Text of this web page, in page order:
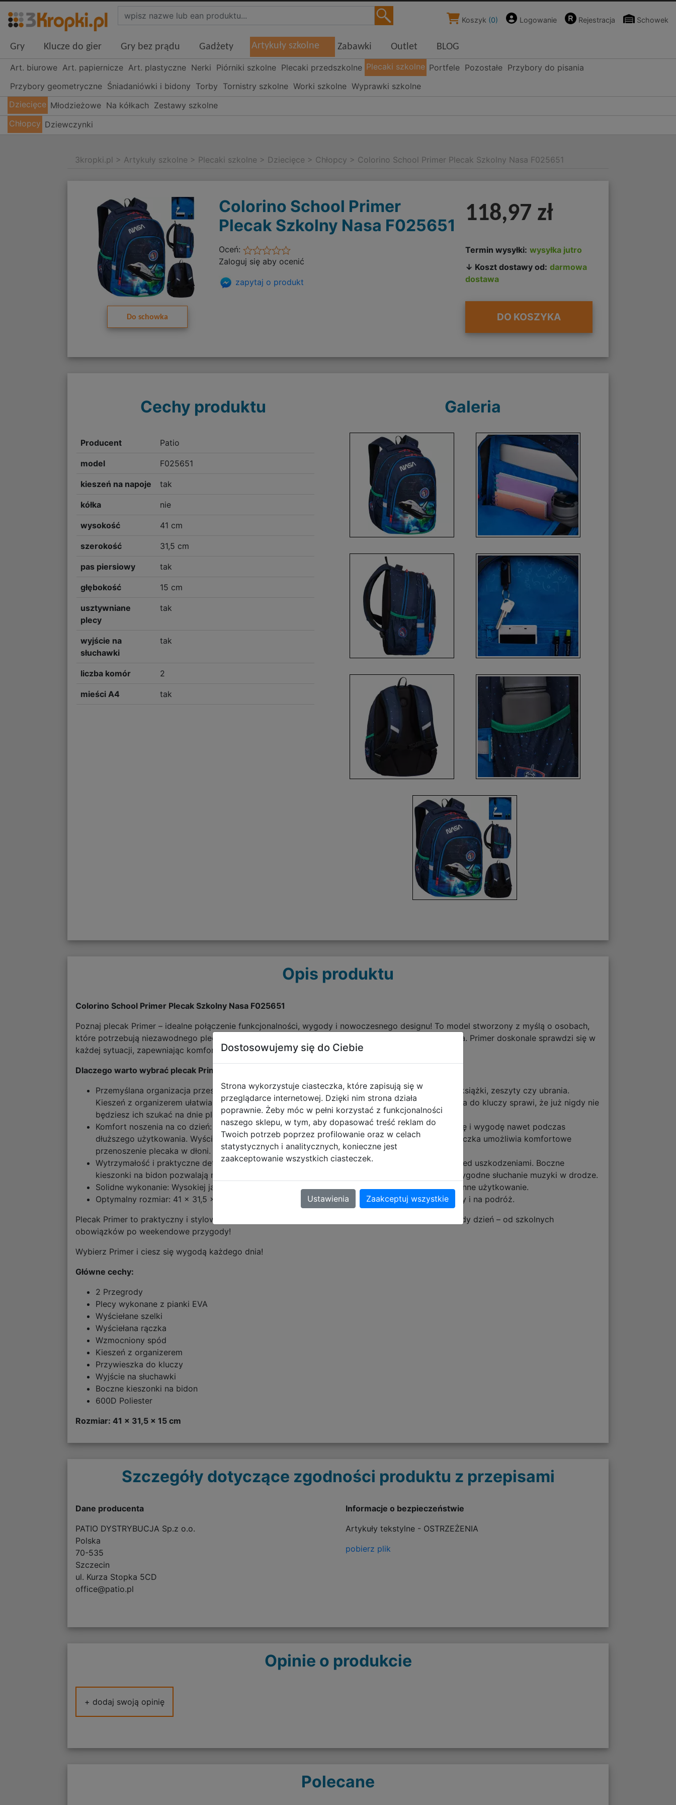
Koszyk (0) Logowanie Rejestracja Schowek
Gry Klucze do gier Gry bez prądu Gadżety Artykuły szkolne Zabawki Outlet BLOG
Art. biurowe Art. papiernicze Art. plastyczne Nerki Piórniki szkolne Plecaki przedszkolne Plecaki szkolne Portfele Pozostałe Przybory do pisania
Przybory geometryczne Śniadaniówki i bidony Torby Tornistry szkolne Worki szkolne Wyprawki szkolne
Dziecięce Młodzieżowe Na kółkach Zestawy szkolne
Chłopcy Dziewczynki
3kropki.pl > Artykuły szkolne > Plecaki szkolne > Dziecięce > Chłopcy > Colorino School Primer Plecak Szkolny Nasa F025651
Do schowka
Colorino School Primer
Plecak Szkolny Nasa F025651
Oceń:
Zaloguj się aby ocenić
zapytaj o produkt
118,97 zł
Termin wysyłki: wysyłka jutro
↓ Koszt dostawy od: darmowa
dostawa
DO KOSZYKA
Cechy produktu
Producent Patio
model F025651
kieszeń na napoje tak
kółka nie
wysokość 41 cm
szerokość 31,5 cm
pas piersiowy tak
głębokość 15 cm
usztywniane
plecy
tak
wyjście na
słuchawki
tak
liczba komór 2
mieści A4 tak
Galeria
Opis produktu
Colorino School Primer Plecak Szkolny Nasa F025651
Poznaj plecak Primer – idealne połączenie funkcjonalności, wygody i nowoczesnego designu! To model stworzony z myślą o osobach,
które potrzebują niezawodnego plecaka zarówno do szkoły, jak i na wycieczki czy codzienne wyjścia. Primer doskonale sprawdzi się w
każdej sytuacji, zapewniając komfort i świetną organizację.
Dlaczego warto wybrać plecak Primer?
Przemyślana organizacja przestrzeni: Dwie pojemne przegrody pozwalają wygodnie rozdzielić książki, zeszyty czy ubrania.
Kieszeń z organizerem ułatwia uporządkowanie drobnych akcesoriów, a praktyczna przywieszka do kluczy sprawi, że już nigdy nie
będziesz ich szukać na dnie plecaka.
Komfort noszenia na co dzień: Plecy wykonane z pianki EVA zapewniają odpowiednią wentylację i wygodę nawet podczas
dłuższego użytkowania. Wyściełane, regulowane szelki dopasowują się do sylwetki, a miękka rączka umożliwia komfortowe
przenoszenie plecaka w dłoni.
Wytrzymałość i praktyczne detale: Wzmocniony spód zwiększa trwałość i chroni zawartość przed uszkodzeniami. Boczne
kieszonki na bidon pozwalają mieć napój zawsze pod ręką, a wyjście na słuchawki umożliwia wygodne słuchanie muzyki w drodze.
Solidne wykonanie: Wysokiej jakości poliester 600D gwarantuje trwałość i odporność na codzienne użytkowanie.
Optymalny rozmiar: 41 x 31,5 x 15 cm – pojemny, a jednocześnie kompaktowy, idealny do szkoły i na podróż.
Plecak Primer to praktyczny i stylowy wybór, który sprosta codziennym wyzwaniom. Gotowy na każdy dzień – od szkolnych
obowiązków po weekendowe przygody!
Wybierz Primer i ciesz się wygodą każdego dnia!
Główne cechy:
2 Przegrody
Plecy wykonane z pianki EVA
Wyściełane szelki
Wyściełana rączka
Wzmocniony spód
Kieszeń z organizerem
Przywieszka do kluczy
Wyjście na słuchawki
Boczne kieszonki na bidon
600D Poliester
Rozmiar: 41 x 31,5 x 15 cm
Szczegóły dotyczące zgodności produktu z przepisami
Dane producenta
PATIO DYSTRYBUCJA Sp.z o.o.
Polska
70-535
Szczecin
ul. Kurza Stopka 5CD
office@patio.pl
Informacje o bezpieczeństwie
Artykuły tekstylne - OSTRZEŻENIA
pobierz plik
Opinie o produkcie
+ dodaj swoją opinię
Polecane
Dostosowujemy się do Ciebie
Strona wykorzystuje ciasteczka, które zapisują się w
przeglądarce internetowej. Dzięki nim strona działa
poprawnie. Żeby móc w pełni korzystać z funkcjonalności
naszego sklepu, w tym, aby dopasować treść reklam do
Twoich potrzeb poprzez profilowanie oraz w celach
statystycznych i analitycznych, konieczne jest
zaakceptowanie wszystkich ciasteczek.
Ustawienia Zaakceptuj wszystkie